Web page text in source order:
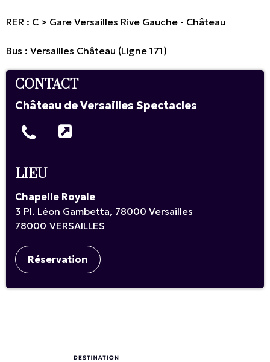
RER : C > Gare Versailles Rive Gauche - Château
Bus : Versailles Château (Ligne 171)
CONTACT
Château de Versailles Spectacles
LIEU
Chapelle Royale
3 Pl. Léon Gambetta, 78000 Versailles
78000 VERSAILLES
Réservation